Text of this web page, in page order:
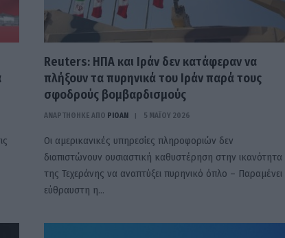
Reuters: ΗΠΑ και Ιράν δεν κατάφεραν να
πλήξουν τα πυρηνικά του Ιράν παρά τους
σφοδρούς βομβαρδισμούς
ΑΝΑΡΤΗΘΗΚΕ ΑΠΟ PIOAN 5 ΜΑΪ́ΟΥ 2026
Οι αμερικανικές υπηρεσίες πληροφοριών δεν
διαπιστώνουν ουσιαστική καθυστέρηση στην ικανότητα
της Τεχεράνης να αναπτύξει πυρηνικό όπλο – Παραμένει
εύθραυστη η…